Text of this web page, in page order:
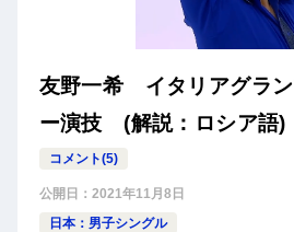
友野一希 イタリアグラ
ー演技 (解説：ロシア語)
コメント(5)
公開日： 2021年11月8日
日本：男子シングル